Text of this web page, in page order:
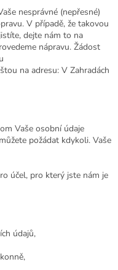
nesprávné (nepřesné)
V případě, že takovou
dejte nám to na
nápravu. Žádost
na adresu: V Zahradách
Vaše osobní údaje
požádat kdykoli. Vaše
účel, pro který jste nám je
údajů,